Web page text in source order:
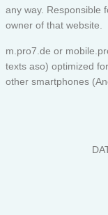
any way. Responsible
owner of that website.
m.pro7.de or
texts aso) optimized
other smartphones